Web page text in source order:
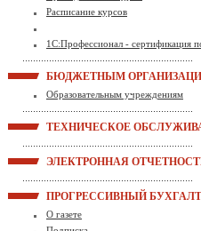
Расписание курсов
1С:Профессионал - сертификация
БЮДЖЕТНЫМ
Образовательным учреждениям
ТЕХНИЧЕСКОЕ
ЭЛЕКТРОННАЯ
ПРОГРЕССИВНЫЙ
О газете